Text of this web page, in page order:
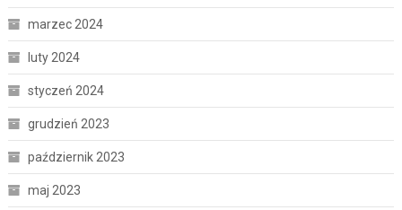
marzec 2024
luty 2024
styczeń 2024
grudzień 2023
październik 2023
maj 2023